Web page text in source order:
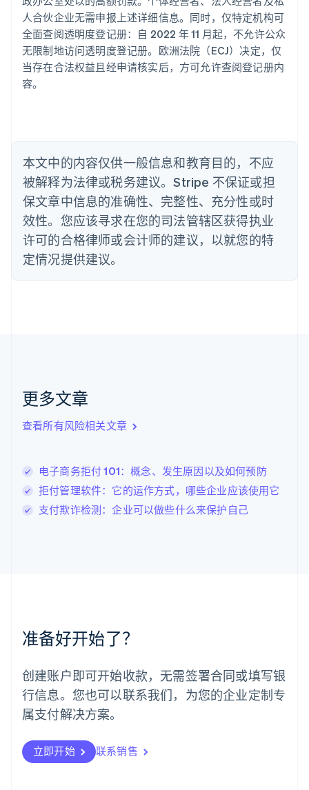
人合伙企业无需申报上述详细信息。同时，仅特定机构可
全面查阅透明度登记册：自 2022 年 11 月起，不允许公众
无限制地访问透明度登记册。欧洲法院（ECJ）决定，仅
当存在合法权益且经申请核实后，方可允许查阅登记册内
容。
本文中的内容仅供一般信息和教育目的，不应
被解释为法律或税务建议。Stripe 不保证或担
保文章中信息的准确性、完整性、充分性或时
效性。您应该寻求在您的司法管辖区获得执业
许可的合格律师或会计师的建议，以就您的特
定情况提供建议。
更多文章
查看所有风险相关文章
电子商务拒付 101：概念、发生原因以及如何预防
拒付管理软件：它的运作方式，哪些企业应该使用它
支付欺诈检测：企业可以做些什么来保护自己
准备好开始了？
创建账户即可开始收款，无需签署合同或填写银
行信息。您也可以联系我们，为您的企业定制专
属支付解决方案。
立即开始 联系销售
澳大利亚
English
巴西
PortuguêsEnglish
保加利亚
English
丹麦
English
德国
DeutschEnglish
法国
Français English
芬兰
English Svenska
荷兰
立陶宛
列支敦士登
FrançaisDeutsch English
罗马尼亚
English
马尔他
English
葡萄牙
日本
日本語 English
瑞典
SvenskaEnglish
Deutsch FrançaisItaliano English
塞浦路斯